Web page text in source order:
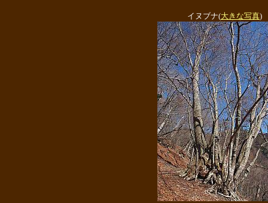
イヌブナ(大きな写真)